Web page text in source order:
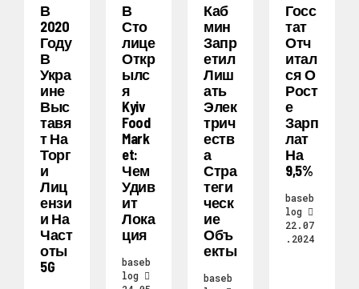
В
2020
Году
В
Укра
Ине
Выс
Тавя
Т На
Торг
И
Лиц
Ензи
И На
Част
Оты
5G
В
Сто
Лице
Откр
Ылс
Я
Kyiv
Food
Mark
Et:
Чем
Удив
Ит
Лока
Ция
baseb
log
Каб
Мин
Запр
Етил
Лиш
Ать
Элек
Трич
Еств
А
Стра
Теги
Ческ
Ие
Объ
Екты
baseb
Госс
Тат
Отч
Итал
Ся О
Рост
Е
Зарп
Лат
На
9,5%
baseb
log
22.07
.2024